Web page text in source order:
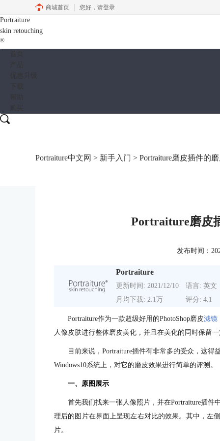
商城首页 您好， 请登录
Portraiture
skin retouching
®
Portraiture中文网 > 新手入门 > Portraiture磨皮插件的
Portraiture磨皮
发布时间：
Portraiture
更新时间: 2021/12/10
语言: 英文
月均下载: 2.1万
评分: 4.1
Portraiture作为一款超级好用的PhotoShop磨皮滤镜
人像皮肤进行整体磨皮美化，并且在美化的同时保留
目前来说，Portraiture插件有非常多的受众，这
Windows10系统上，对它的磨皮效果进行简单的评测。
一、原图展示
首先我们找来一张人像照片，并在Portraiture插件
理后的图片在界面上呈现左右对比的效果。其中，左
片。